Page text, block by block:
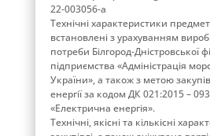
22-003056-a
Технічні характеристики
встановлені з урахуванням
потреби Білгород-Дністровської
підприємства «Адміністрація
України», а також з метою
енергії за кодом ДК 021:2015 –
«Електрична енергія».
Технічні, якісні та кількісні